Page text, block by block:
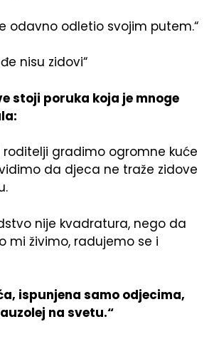
odavno odletio svojim putem.“
nisu zidovi“
stoji poruka koja je mnoge
roditelji gradimo ogromne kuće
da djeca ne traže zidove
nije kvadratura, nego da
mi živimo, radujemo se i
ispunjena samo odjecima,
na svetu.“